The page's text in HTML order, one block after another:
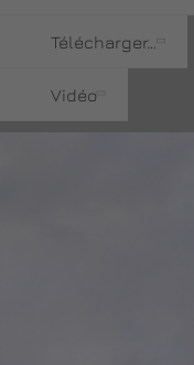
Télécharger…
Vidéo